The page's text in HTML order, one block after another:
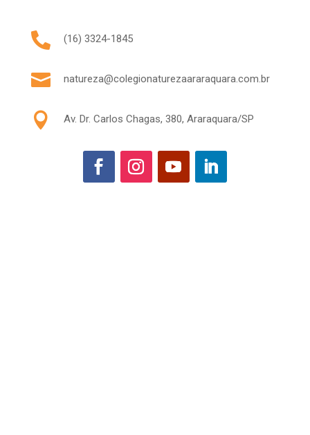
 (16) 3324-1845
 natureza@colegionaturezaararaquara.com.br
 Av. Dr. Carlos Chagas, 380, Araraquara/SP